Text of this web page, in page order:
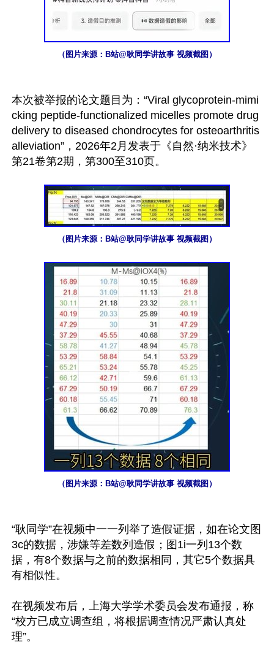
（图片来源：B站@耿同学讲故事 视频截图）
本次被举报的论文题目为：“Viral glycoprotein-mimi
cking peptide-functionalized micelles promote drug
delivery to diseased chondrocytes for osteoarthritis
alleviation”，2026年2月发表于《自然·纳米技术》
第21卷第2期，第300至310页。
（图片来源：B站@耿同学讲故事 视频截图）
（图片来源：B站@耿同学讲故事 视频截图）
“耿同学”在视频中一一列举了造假证据，如在论文图
3c的数据，涉嫌等差数列造假；图1i一列13个数
据，有8个数据与之前的数据相同，其它5个数据具
有相似性。
在视频发布后，上海大学学术委员会发布通报，称
“校方已成立调查组，将根据调查情况严肃认真处
理”。